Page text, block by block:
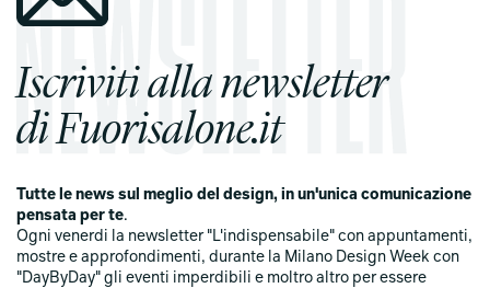
Iscriviti alla newsletter
di Fuorisalone.it
Tutte le news sul meglio del design, in un'unica comunicazione
pensata per te.
Ogni venerdi la newsletter "L'indispensabile" con appuntamenti,
mostre e approfondimenti, durante la Milano Design Week con
"DayByDay" gli eventi imperdibili e moltro altro per essere